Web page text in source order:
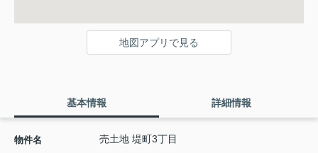
地図アプリで見る
基本情報 詳細情報
物件名 売土地 堤町3丁目